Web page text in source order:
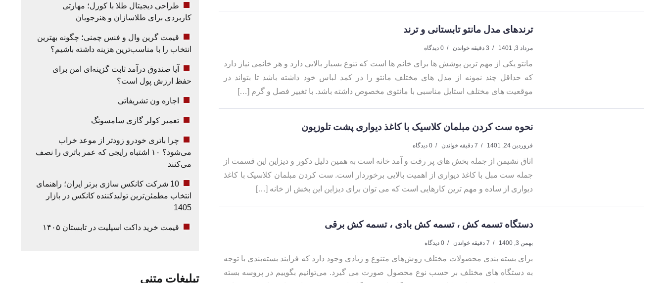
ترندهای مدل مانتو تابستانی و ترند
مرداد 3, 1401 3 دقیقه خواندن 0 دیدگاه
مانتو یکی از مهم ترین پوشش ها برای خانم ها است که تنوع بسیار بالایی دارد و هر خانمی نیاز دارد
که حداقل چند نمونه از مدل های مختلف مانتو را در کمد لباس خود داشته باشد تا بتواند در
موقعیت های مختلف استایل مناسبی با مانتوی مخصوص داشته باشد. با تغییر فصل و گرم […]
نحوه ست کردن مبلمان کلاسیک با کاغذ دیواری پشت تلوزیون
فروردین 24, 1401 7 دقیقه خواندن 0 دیدگاه
اتاق نشیمن از جمله بخش های پر رفت و آمد خانه است به همین دلیل دکور و دیزاین این قسمت از
جمله ست مبل با کاغذ دیواری از اهمیت بالایی برخوردار است. ست کردن مبلمان کلاسیک با کاغذ
دیواری از ساده و مهم ترین کارهایی است که می توان برای دیزاین این بخش از خانه […]
دستگاه تسمه کش ، تسمه کش بادی ، تسمه کش برقی
بهمن 3, 1400 7 دقیقه خواندن 0 دیدگاه
برای بسته بندی محصولات مختلف روش‌های متنوع و زیادی وجود دارد که فرایند بسته‌بندی با توجه
به دستگاه های مختلف بر حسب نوع محصول صورت می گیرد. می‌توانیم بگوییم در پروسه بسته
طراحی دیجیتال طلا با کورل؛ مهارتی
کاربردی برای طلاسازان و هنرجویان
قیمت گرین وال و فنس چمنی؛ چگونه بهترین
انتخاب را با مناسب‌ترین هزینه داشته باشیم؟
آیا صندوق درآمد ثابت گزینه‌ای امن برای
حفظ ارزش پول است؟
اجاره ون تشریفاتی
تعمیر کولر گازی سامسونگ
چرا باتری خودرو زودتر از موعد خراب
می‌شود؟ ۱۰ اشتباه رایجی که عمر باتری را نصف
می‌کنند
10 شرکت کانکس سازی برتر ایران؛ راهنمای
انتخاب مطمئن‌ترین تولیدکننده کانکس در بازار
1405
قیمت خرید داکت اسپلیت در تابستان ۱۴۰۵
تبلیغات متنی